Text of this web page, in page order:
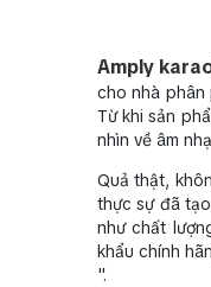
Amply
cho nhà phân
Từ khi sản
nhìn về âm
Quả thật,
thực sự đã
như chất
khẩu chính
".